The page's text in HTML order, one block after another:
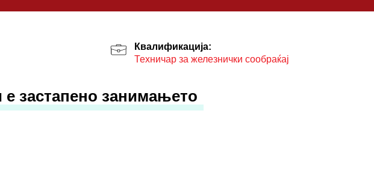
Квалификација:
Техничар за железнички сообраќај
застапено занимањето